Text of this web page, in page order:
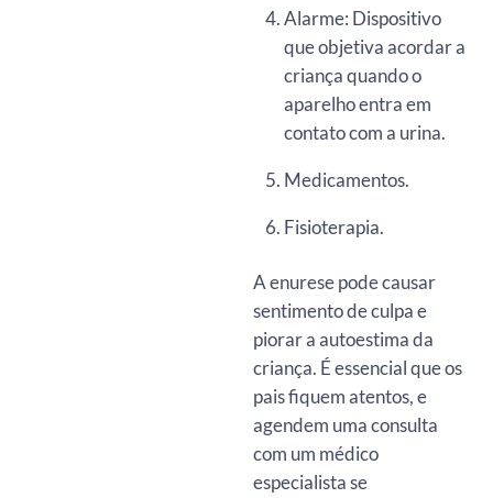
Alarme: Dispositivo
que objetiva acordar a
criança quando o
aparelho entra em
contato com a urina.
Medicamentos.
Fisioterapia.
A enurese pode causar
sentimento de culpa e
piorar a autoestima da
criança. É essencial que os
pais fiquem atentos, e
agendem uma consulta
com um médico
especialista se